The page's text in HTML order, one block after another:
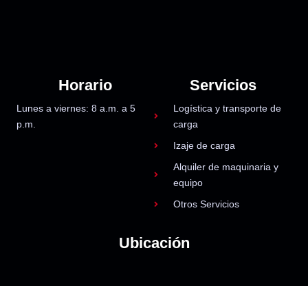
Horario
Lunes a viernes: 8 a.m. a 5
p.m.
Servicios
Logística y transporte de
carga
Izaje de carga
Alquiler de maquinaria y
equipo
Otros Servicios
Ubicación